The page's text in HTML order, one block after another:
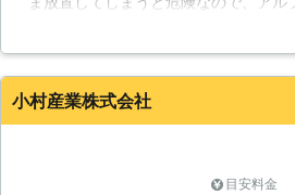
社さんに交換を依頼。その日の内に
ださりありがとうございました。
石川県 金沢市 2016年10月23日
小村産業株式会社
目安料金